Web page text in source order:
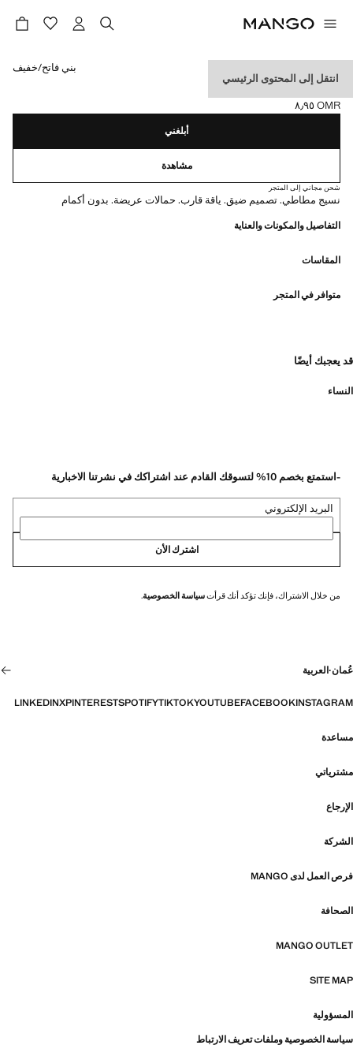
انتقل إلى المحتوى الرئيسي
قميص بياقة عريضة بلا كم
السعر الحالي [OMR ٨٫٩٥ ]
OMR ٨٫٩٥
حدد اللون
بني فاتح/خفيف
أبلغني
مشاهدة
شحن مجاني إلى المتجر
نسيج مطاطي. تصميم ضيق. ياقة قارب. حمالات عريضة. بدون أكمام
التفاصيل والمكونات والعناية
المقاسات
متوافر في المتجر
قد يعجبك أيضًا
النساء
-استمتع بخصم 10% لتسوقك القادم عند اشتراكك في نشرتنا الاخبارية
البريد الإلكتروني
اشترك الأن
من خلال الاشتراك، فإنك تؤكد أنك قرأتسياسة الخصوصية.
عُمان·العربية
INSTAGRAM
FACEBOOK
YOUTUBE
TIKTOK
SPOTIFY
PINTEREST
X
LINKEDIN
مساعدة
مشترياتي
الإرجاع
الشركة
فرص العمل لدى MANGO
الصحافة
MANGO OUTLET
SITE MAP
المسؤولية
سياسة الخصوصية وملفات تعريف الارتباط